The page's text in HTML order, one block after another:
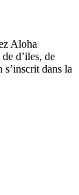
Aloha
d’iles, de
s’inscrit dans la